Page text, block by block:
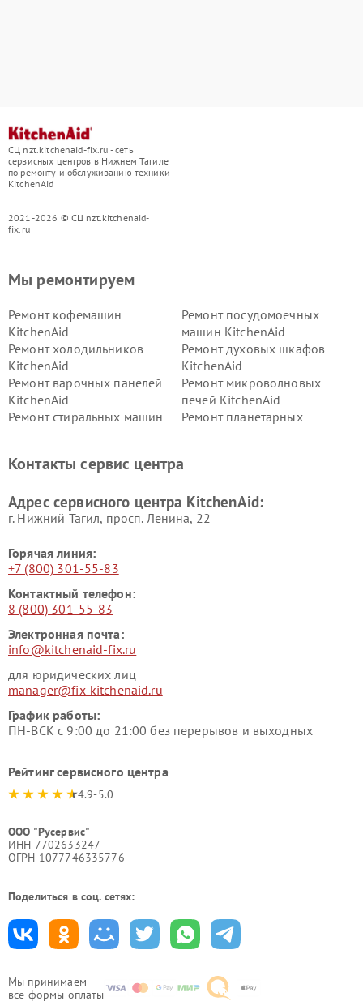
СЦ nzt.kitchenaid-fix.ru - сеть
сервисных центров в Нижнем Тагиле
по ремонту и обслуживанию техники
KitchenAid
2021-2026 © СЦ nzt.kitchenaid-
fix.ru
Мы принимаем
все формы оплаты
Мы ремонтируем
Ремонт кофемашин
KitchenAid
Ремонт посудомоечных
машин KitchenAid
Ремонт холодильников
KitchenAid
Ремонт духовых шкафов
KitchenAid
Ремонт варочных панелей
KitchenAid
Ремонт микроволновых
печей KitchenAid
Ремонт стиральных машин
Ремонт планетарных
Контакты сервис центра
Адрес сервисного центра KitchenAid:
г. Нижний Тагил, просп. Ленина, 22
Горячая линия:
+7 (800) 301-55-83
Контактный телефон:
8 (800) 301-55-83
Электронная почта:
info@kitchenaid-fix.ru
для юридических лиц
manager@fix-kitchenaid.ru
График работы:
ПН-ВСК с 9:00 до 21:00 без перерывов и выходных
Рейтинг сервисного центра
4.9-5.0
ООО "Русервис"
ИНН 7702633247
ОГРН 1077746335776
Поделиться в соц. сетях: